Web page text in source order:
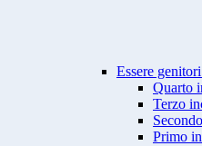
Essere
Quarto
Terzo
Primo